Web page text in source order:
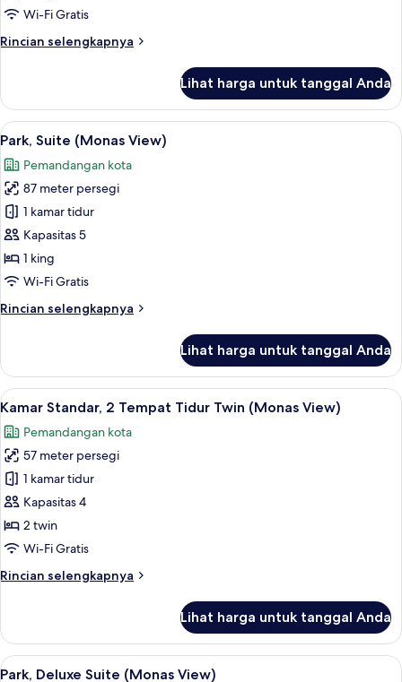
Wi-Fi Gratis
Rincian selengkapnya
Rincian
Park,
Suite
Deluks
Lihat harga untuk tanggal Anda
Lihat
semua
foto
untuk
Park,
Suite
(Monas
View)
Seprai premium, minibar, brankas,
6
Park, Suite (Monas View)
Pemandangan kota
87 meter persegi
1 kamar tidur
Kapasitas 5
1 king
Wi-Fi Gratis
Rincian selengkapnya
Rincian
Park,
Suite
(Monas
Lihat harga untuk tanggal Anda
Lihat
semua
foto
untuk
Kamar
Standar,
2
Tempat
Twin
Seprai premium, minibar, brankas,
8
Kamar Standar, 2 Tempat Tidur Twin (Monas View)
Pemandangan kota
57 meter persegi
1 kamar tidur
Kapasitas 4
2 twin
Wi-Fi Gratis
Rincian selengkapnya
Rincian
Kamar
Standar,
2
Lihat harga untuk tanggal Anda
Lihat
8
Park, Deluxe Suite (Monas View)